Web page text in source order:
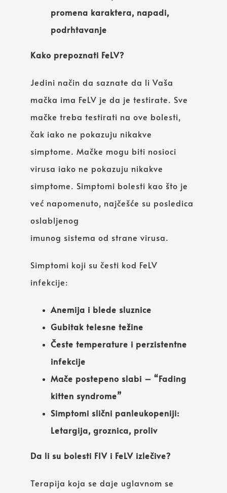
promena karaktera, napadi,
podrhtavanje
Kako prepoznati FeLV?
Jedini način da saznate da li Vaša
mačka ima FeLV je da je testirate. Sve
mačke treba testirati na ove bolesti,
čak iako ne pokazuju nikakve
simptome. Mačke mogu biti nosioci
virusa iako ne pokazuju nikakve
simptome. Simptomi bolesti kao što je
već napomenuto, najčešće su posledica
oslabljenog
imunog sistema od strane virusa.
Simptomi koji su česti kod FeLV
infekcije:
Anemija i blede sluznice
Gubitak telesne težine
Česte temperature i perzistentne
infekcije
Mače postepeno slabi – “Fading
kitten syndrome”
Simptomi slični panleukopeniji:
Letargija, groznica, proliv
Da li su bolesti FIV i FeLV izlečive?
Terapija koja se daje uglavnom se